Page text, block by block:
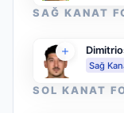
SAĞ KANAT
Sağ
SOL KANAT